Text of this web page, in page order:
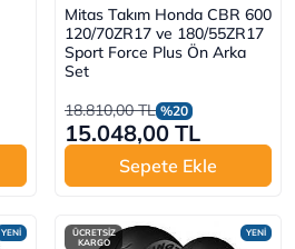
Mitas Takım Honda CBR 600
120/70ZR17 ve 180/55ZR17
Sport Force Plus Ön Arka
Set
18.810,00 TL %20
15.048,00 TL
Sepete Ekle
YENİ YENİ
ÜCRETSİZ
KARGO